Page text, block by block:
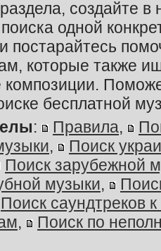
создайте в
одной
постарайтесь
которые также
бесплатной
: Правила,
,
Поиск
Поиск зарубежной
музыки,
Поиск саундтреков
,
Поиск по